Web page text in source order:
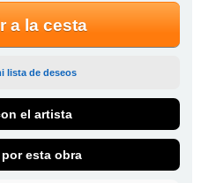
a la cesta
lista de deseos
el artista
esta obra